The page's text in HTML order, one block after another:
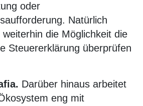
oder
Natürlich
weiterhin die Möglichkeit die
Steuererklärung überprüfen
Darüber hinaus arbeitet
eng mit